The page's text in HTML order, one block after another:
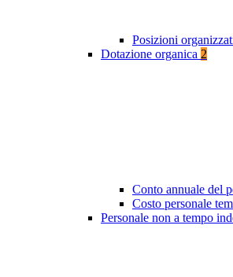
Posizioni
Dotazione organica 2
Conto annuale del
Costo personale
Personale non a tempo